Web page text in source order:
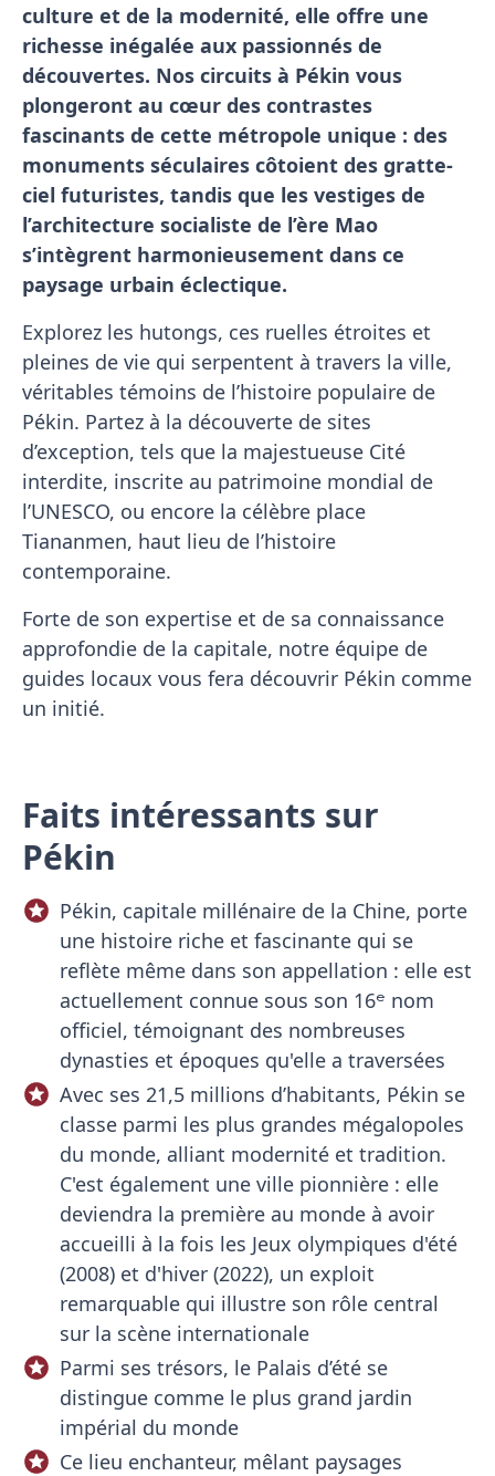
culture et de la modernité, elle offre une
richesse inégalée aux passionnés de
découvertes. Nos circuits à Pékin vous
plongeront au cœur des contrastes
fascinants de cette métropole unique : des
monuments séculaires côtoient des gratte-
ciel futuristes, tandis que les vestiges de
l’architecture socialiste de l’ère Mao
s’intègrent harmonieusement dans ce
paysage urbain éclectique.
Explorez les hutongs, ces ruelles étroites et
pleines de vie qui serpentent à travers la ville,
véritables témoins de l’histoire populaire de
Pékin. Partez à la découverte de sites
d’exception, tels que la majestueuse Cité
interdite, inscrite au patrimoine mondial de
l’UNESCO, ou encore la célèbre place
Tiananmen, haut lieu de l’histoire
contemporaine.
Forte de son expertise et de sa connaissance
approfondie de la capitale, notre équipe de
guides locaux vous fera découvrir Pékin comme
un initié.
Faits intéressants sur
Pékin
Pékin, capitale millénaire de la Chine, porte
une histoire riche et fascinante qui se
reflète même dans son appellation : elle est
actuellement connue sous son 16ᵉ nom
officiel, témoignant des nombreuses
dynasties et époques qu'elle a traversées
Avec ses 21,5 millions d’habitants, Pékin se
classe parmi les plus grandes mégalopoles
du monde, alliant modernité et tradition.
C'est également une ville pionnière : elle
deviendra la première au monde à avoir
accueilli à la fois les Jeux olympiques d'été
(2008) et d'hiver (2022), un exploit
remarquable qui illustre son rôle central
sur la scène internationale
Parmi ses trésors, le Palais d’été se
distingue comme le plus grand jardin
impérial du monde
Ce lieu enchanteur, mêlant paysages